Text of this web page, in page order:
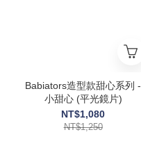
Babiators造型款甜心系列 -
小甜心 (平光鏡片)
NT$1,080
NT$1,250